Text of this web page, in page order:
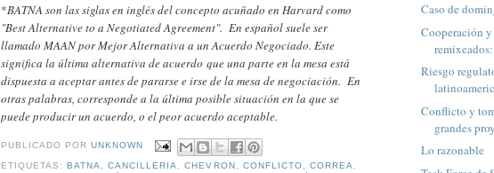
*BATNA son las siglas en inglés del concepto acuñado en Harvard como
"Best Alternative to a Negotiated Agreement". En español suele ser
llamado MAAN por Mejor Alternativa a un Acuerdo Negociado. Este
significa la última alternativa de acuerdo que una parte en la mesa está
dispuesta a aceptar antes de pararse e irse de la mesa de negociación. En
otras palabras, corresponde a la última posible situación en la que se
puede producir un acuerdo, o el peor acuerdo aceptable.
PUBLICADO PORUNKNOWN
ETIQUETAS:BATNA ,CANCILLERIA ,CHEVRON CONFLICTO CORREA
Caso de
Cooperación
Riesgo
Conflicto y
grandes
Lo razonable